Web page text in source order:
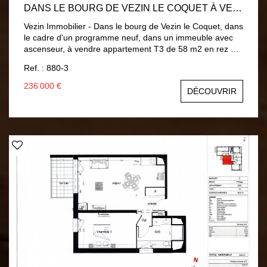
DANS LE BOURG DE VEZIN LE COQUET À VENDRE BEL APPARTEMENT T3 NEUF DE 58 M2 EN REZ DE JARDIN AVEC UNE TERRASSE
Vezin Immobilier - Dans le bourg de Vezin le Coquet, dans
le cadre d'un programme neuf, dans un immeuble avec
ascenseur, à vendre appartement T3 de 58 m2 en rez de
parking. Il comprend une entrée avec un placard, un
salon-séjour avec une cuisine ouverte (21.8 m2) donnant
sur une terrasse exposée ouest, un cellier avec
branchement machine, deux chambres (12 et 9.2 m2)
dont une avec un placard, une salle d'eau et un wc
notre site internet. Contact : Anne Nerbusson 06 87 48 95
Ref. : 880-3
236 000 €
DÉCOUVRIR